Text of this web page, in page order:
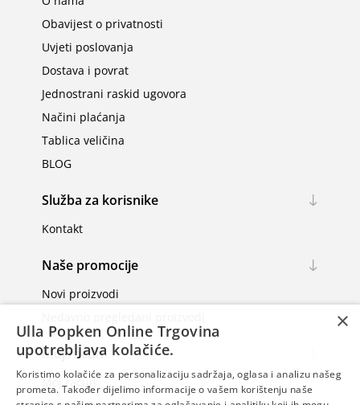
Obavijest o privatnosti
Uvjeti poslovanja
Dostava i povrat
Jednostrani raskid ugovora
Načini plaćanja
Tablica veličina
BLOG
Služba za korisnike
Kontakt
Naše promocije
Novi proizvodi
Moj račun
Moj račun
×
Ulla Popken Online Trgovina
upotrebljava kolačiće.
Koristimo kolačiće za personalizaciju sadržaja, oglasa i analizu našeg
prometa. Također dijelimo informacije o vašem korištenju naše